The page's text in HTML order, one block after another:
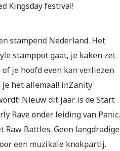
Kingsday festival!
stampend Nederland. Het
stamppot gaat, je kaken zet
je hoofd even kan verliezen
je het allemaal! inZanity
Nieuw dit jaar is de Start
Rave onder leiding van Panic.
Battles. Geen langdradige
een muzikale knokpartij.